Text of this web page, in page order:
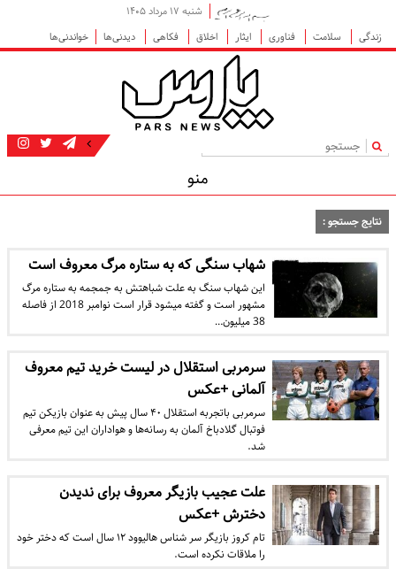
شنبه ۱۷ مرداد ۱۴۰۵
زندگی
سلامت فناوری ایثار اخلاق فکاهی دیدنی‌ها خواندنی‌ها
|
منو
نتایج جستجو :
شهاب سنگی که به ستاره مرگ معروف است
این شهاب سنگ به علت شباهتش به جمجمه به ستاره مرگ
مشهور است و گفته میشود قرار است نوامبر 2018 از فاصله
38 میلیون…
سرمربی استقلال در لیست خرید تیم معروف
آلمانی +عکس
سرمربی باتجربه استقلال ۴۰ سال پیش به عنوان بازیکن تیم
فوتبال گلادباخ آلمان به رسانه‌ها و هواداران این تیم معرفی
شد.
علت عجیب بازیگر معروف برای ندیدن
دخترش +عکس
تام کروز بازیگر سر شناس هالیوود ۱۲ سال است که دختر خود
را ملاقات نکرده است.